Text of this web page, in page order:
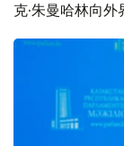
克·朱曼哈林向外